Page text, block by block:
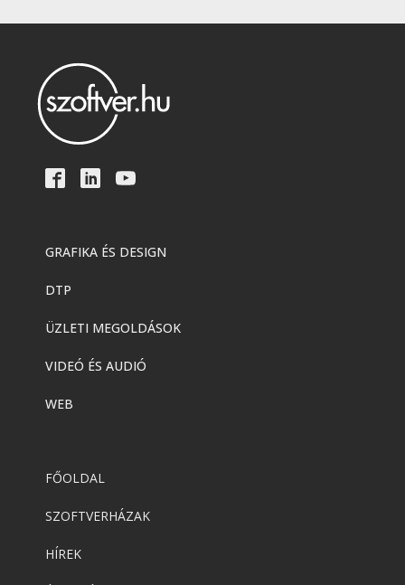
GRAFIKA ÉS DESIGN
DTP
ÜZLETI MEGOLDÁSOK
VIDEÓ ÉS AUDIÓ
WEB
FŐOLDAL
SZOFTVERHÁZAK
HÍREK